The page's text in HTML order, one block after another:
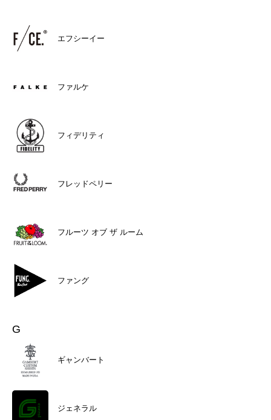
エフシーイー
ファルケ
フィデリティ
フレッドペリー
フルーツ オブ ザ ルーム
ファング
G
ギャンバート
ジェネラル